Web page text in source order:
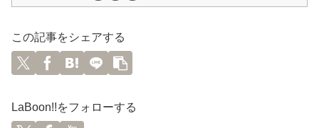
この記事をシェアする
LaBoon!!をフォローする